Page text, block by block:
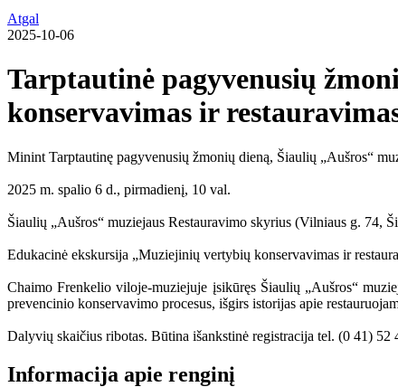
Atgal
2025-10-06
Tarptautinė pagyvenusių
konservavimas ir
Minint Tarptautinę pagyvenusių žmonių dieną, Šiaulių „Aušros“
2025 m. spalio 6 d., pirmadienį, 10 val.
Šiaulių „Aušros“ muziejaus Restauravimo skyrius (Vilniaus g. 74,
Edukacinė ekskursija „Muziejinių vertybių konservavimas ir
Chaimo Frenkelio viloje-muziejuje įsikūręs Šiaulių „Aušros“
prevencinio konservavimo procesus, išgirs istorijas apie
Dalyvių skaičius ribotas. Būtina išankstinė registracija tel. (0 41) 52
Informacija apie renginį